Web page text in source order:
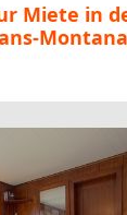
Miete in